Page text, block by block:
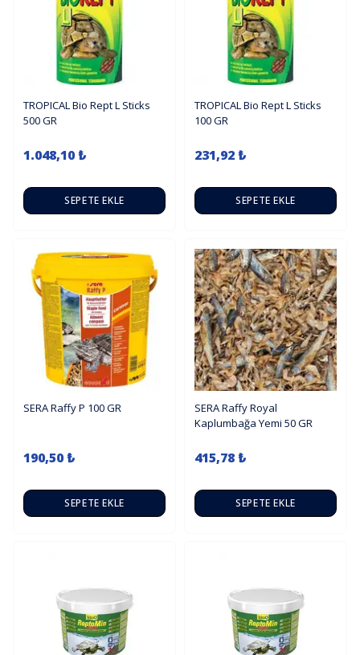
TROPICAL Bio Rept L Sticks
500 GR
1.048,10 ₺
SEPETE EKLE
TROPICAL Bio Rept L Sticks
100 GR
231,92 ₺
SEPETE EKLE
SERA Raffy P 100 GR
190,50 ₺
SEPETE EKLE
SERA Raffy Royal
Kaplumbağa Yemi 50 GR
415,78 ₺
SEPETE EKLE